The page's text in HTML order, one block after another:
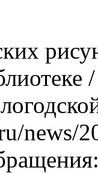
news/